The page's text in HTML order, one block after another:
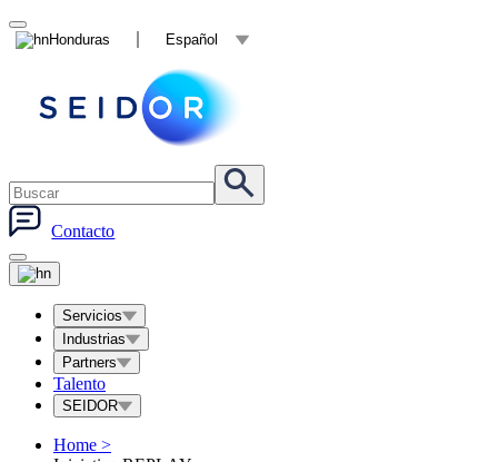
Honduras Español
Contacto
Servicios
Industrias
Partners
Talento
SEIDOR
Home >